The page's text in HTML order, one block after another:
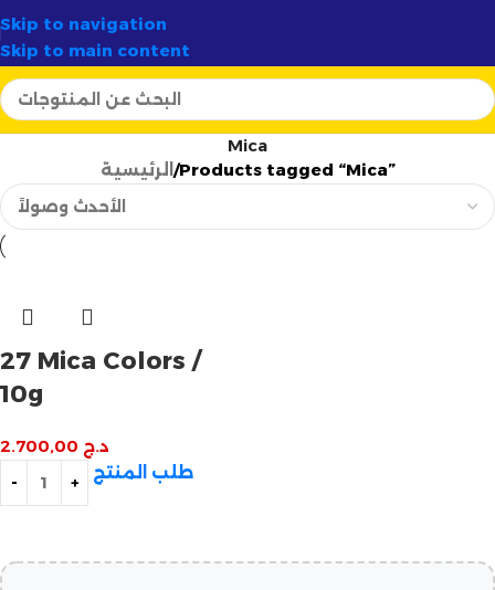
Skip to navigation
Skip to main content
الوجهة الأولى لصناع
Mica
الرئيسية
Products tagged “Mica”
27 Mica Colors /
10g
د.ج
طلب المنتج